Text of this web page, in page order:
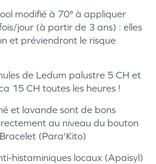
modifié à 70° à appliquer
jour (à partir de 3 ans) : elles
et préviendront le risque
de Ledum palustre 5 CH et
15 CH toutes les heures !
et lavande sont de bons
au niveau du bouton
(Para'Kito)
histaminiques locaux (Apaisyl)